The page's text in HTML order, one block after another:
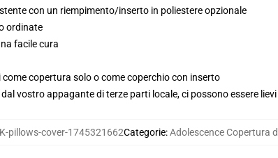
con un riempimento/inserto in poliestere opzionale
ordinate
facile cura
copertura solo o come coperchio con inserto
vostro appagante di terze parti locale, ci possono essere
pillows-cover-1745321662Categorie:Adolescence Copertura